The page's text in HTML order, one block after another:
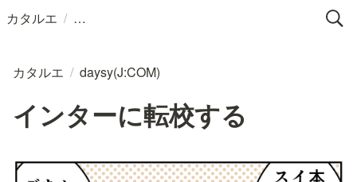
カタルエ /
カタルエ / daysy(J:COM)
インターに転校する